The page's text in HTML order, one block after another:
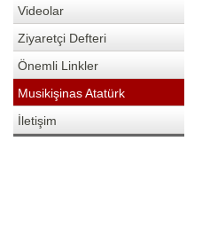
Videolar
Ziyaretçi Defteri
Önemli Linkler
Musikişinas Atatürk
İletişim